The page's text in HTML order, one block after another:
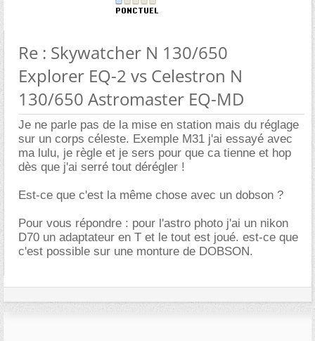
Re : Skywatcher N 130/650
Explorer EQ-2 vs Celestron N
130/650 Astromaster EQ-MD
Je ne parle pas de la mise en station mais du réglage
sur un corps céleste. Exemple M31 j'ai essayé avec
ma lulu, je règle et je sers pour que ca tienne et hop
dès que j'ai serré tout dérégler !
Est-ce que c'est la même chose avec un dobson ?
Pour vous répondre : pour l'astro photo j'ai un nikon
D70 un adaptateur en T et le tout est joué. est-ce que
c'est possible sur une monture de DOBSON.